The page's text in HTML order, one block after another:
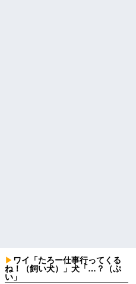
ワイ「たろー仕事行ってくる
ね！（飼い犬）」犬「…？（ぷ
い」